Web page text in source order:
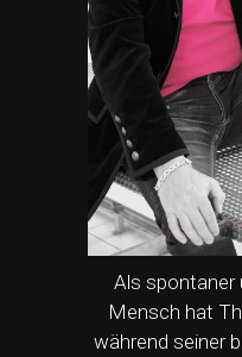
Als spontaner
Mensch hat
während seiner